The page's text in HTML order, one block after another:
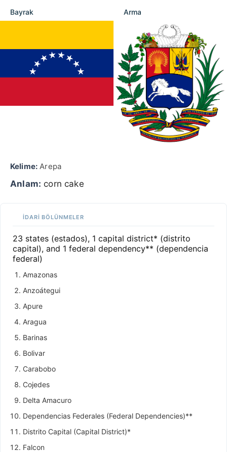
Bayrak Arma
Kelime: Arepa
Anlam: corn cake
İDARI BÖLÜNMELER
23 states (estados), 1 capital district* (distrito
capital), and 1 federal dependency** (dependencia
federal)
Amazonas
Anzoátegui
Apure
Aragua
Barinas
Bolivar
Carabobo
Cojedes
Delta Amacuro
Dependencias Federales (Federal Dependencies)**
Distrito Capital (Capital District)*
Falcon